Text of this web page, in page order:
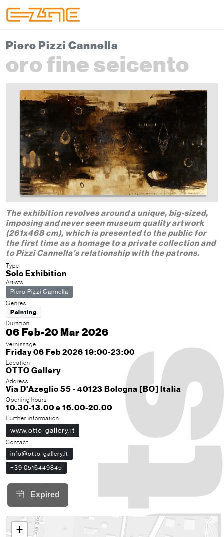
Piero Pizzi Cannella
oro fine seicento
The exhibition revolves around a unique, big-sized,
imposing and never seen museum quality artwork
(261x468 cm), which is presented to the public for
the first time as a homage to a private collection and
to Pizzi Cannella's relationship with the patrons.
Type
Solo Exhibition
Artists
Piero Pizzi Cannella
Genres
Painting
Duration
06 Feb-20 Mar 2026
Vernissage
Friday 06 Feb 2026 19:00-23:00
Location
OTTO Gallery
Address
Via D'Azeglio 55 - 40123 Bologna [BO] Italia
Opening hours
10.30-13.00 e 16.00-20.00
Further information
www.otto-gallery.it
Contact
info@otto-gallery.it
+39 0516449845
+